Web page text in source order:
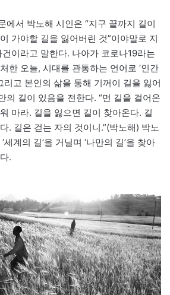
에서 박노해 시인은 “지구 끝까지 길이
가야할 길을 잃어버린 것”이야말로 지
이라고 말한다. 나아가 코로나19라는
한 오늘, 시대를 관통하는 언어로 ‘인간
리고 본인의 삶을 통해 기꺼이 길을 잃어
의 길이 있음을 전한다. “먼 길을 걸어온
마라. 길을 잃으면 길이 찾아온다. 길
. 길은 걷는 자의 것이니.”(박노해) 박노
계의 길’을 거닐며 ‘나만의 길’을 찾아
.